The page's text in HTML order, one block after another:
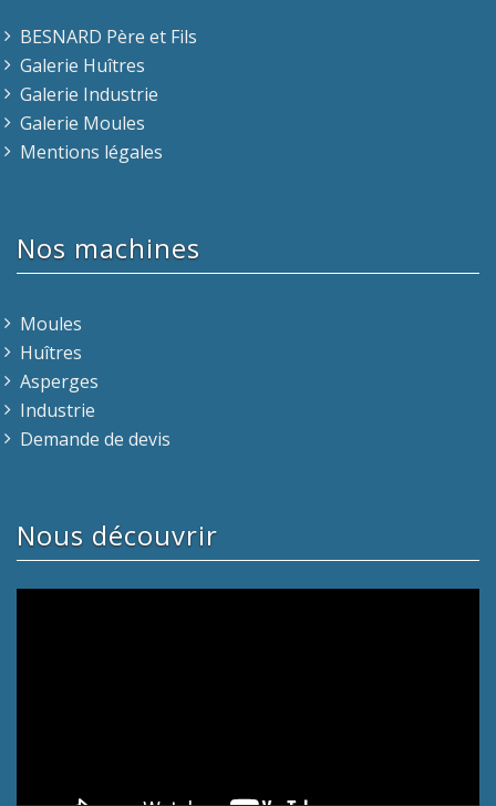
BESNARD Père et Fils
Galerie Huîtres
Galerie Industrie
Galerie Moules
Mentions légales
Nos machines
Moules
Huîtres
Asperges
Industrie
Demande de devis
Nous découvrir